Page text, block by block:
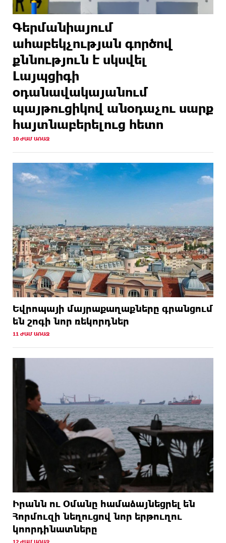
Գերմանիայում
ահաբեկչության գործով
քննություն է սկսվել
Լայպցիգի
օդանավակայանում
պայթուցիկով անօդաչու սարք
հայտնաբերելուց հետո
10 ԺԱՄ ԱՌԱՋ
Եվրոպայի մայրաքաղաքները գրանցում
են շոգի նոր ռեկորդներ
11 ԺԱՄ ԱՌԱՋ
Իրանն ու Օմանը համաձայնեցրել են
Հորմուզի նեղուցով նոր երթուղու
կոորդինատները
12 ԺԱՄ ԱՌԱՋ